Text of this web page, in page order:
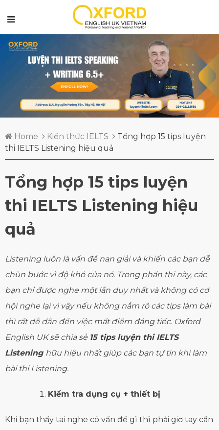
Home Kiến thức IELTS
Tổng hợp 15 tips luyện
thi IELTS Listening hiệu quả
Tổng hợp 15 tips luyện
thi IELTS Listening hiệu
quả
Listening luôn là vấn đề nan giải và khiến các bạn dễ
chùn bước vì độ khó của nó. Trong phần thi này, các
bạn chỉ được nghe một lần duy nhất và không có cơ
hội nghe lại vì vậy nếu không nắm rõ các tips làm bài
thì rất dễ dẫn đến việc mất điểm đáng tiếc. Oxford
English UK sẽ chia sẻ 15 tips luyện thi IELTS
Listening hữu hiệu nhất giúp các bạn tự tin khi làm
bài thi Listening.
Kiểm tra dụng cụ + thiết bị
Khi bạn thấy tai nghe có vấn đề gì thì phải giơ tay cần